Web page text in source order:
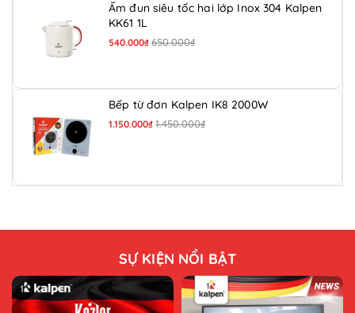
Ấm đun siêu tốc hai lớp Inox 304 Kalpen
KK61 1L
540.000₫ 650.000₫
Bếp từ đơn Kalpen IK8 2000W
1.150.000₫ 1.450.000₫
SỰ KIỆN NỔI BẬT